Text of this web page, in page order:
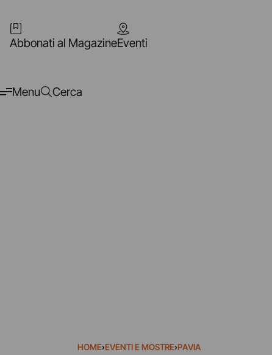
Abbonati al MagazineEventi
Menu Cerca
HOME›EVENTI E MOSTRE›PAVIA